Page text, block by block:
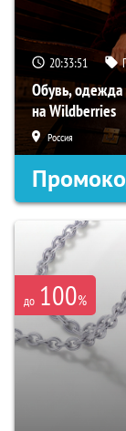
20:33:50
Обувь, одежда
на Wildberries
Россия
до 100%